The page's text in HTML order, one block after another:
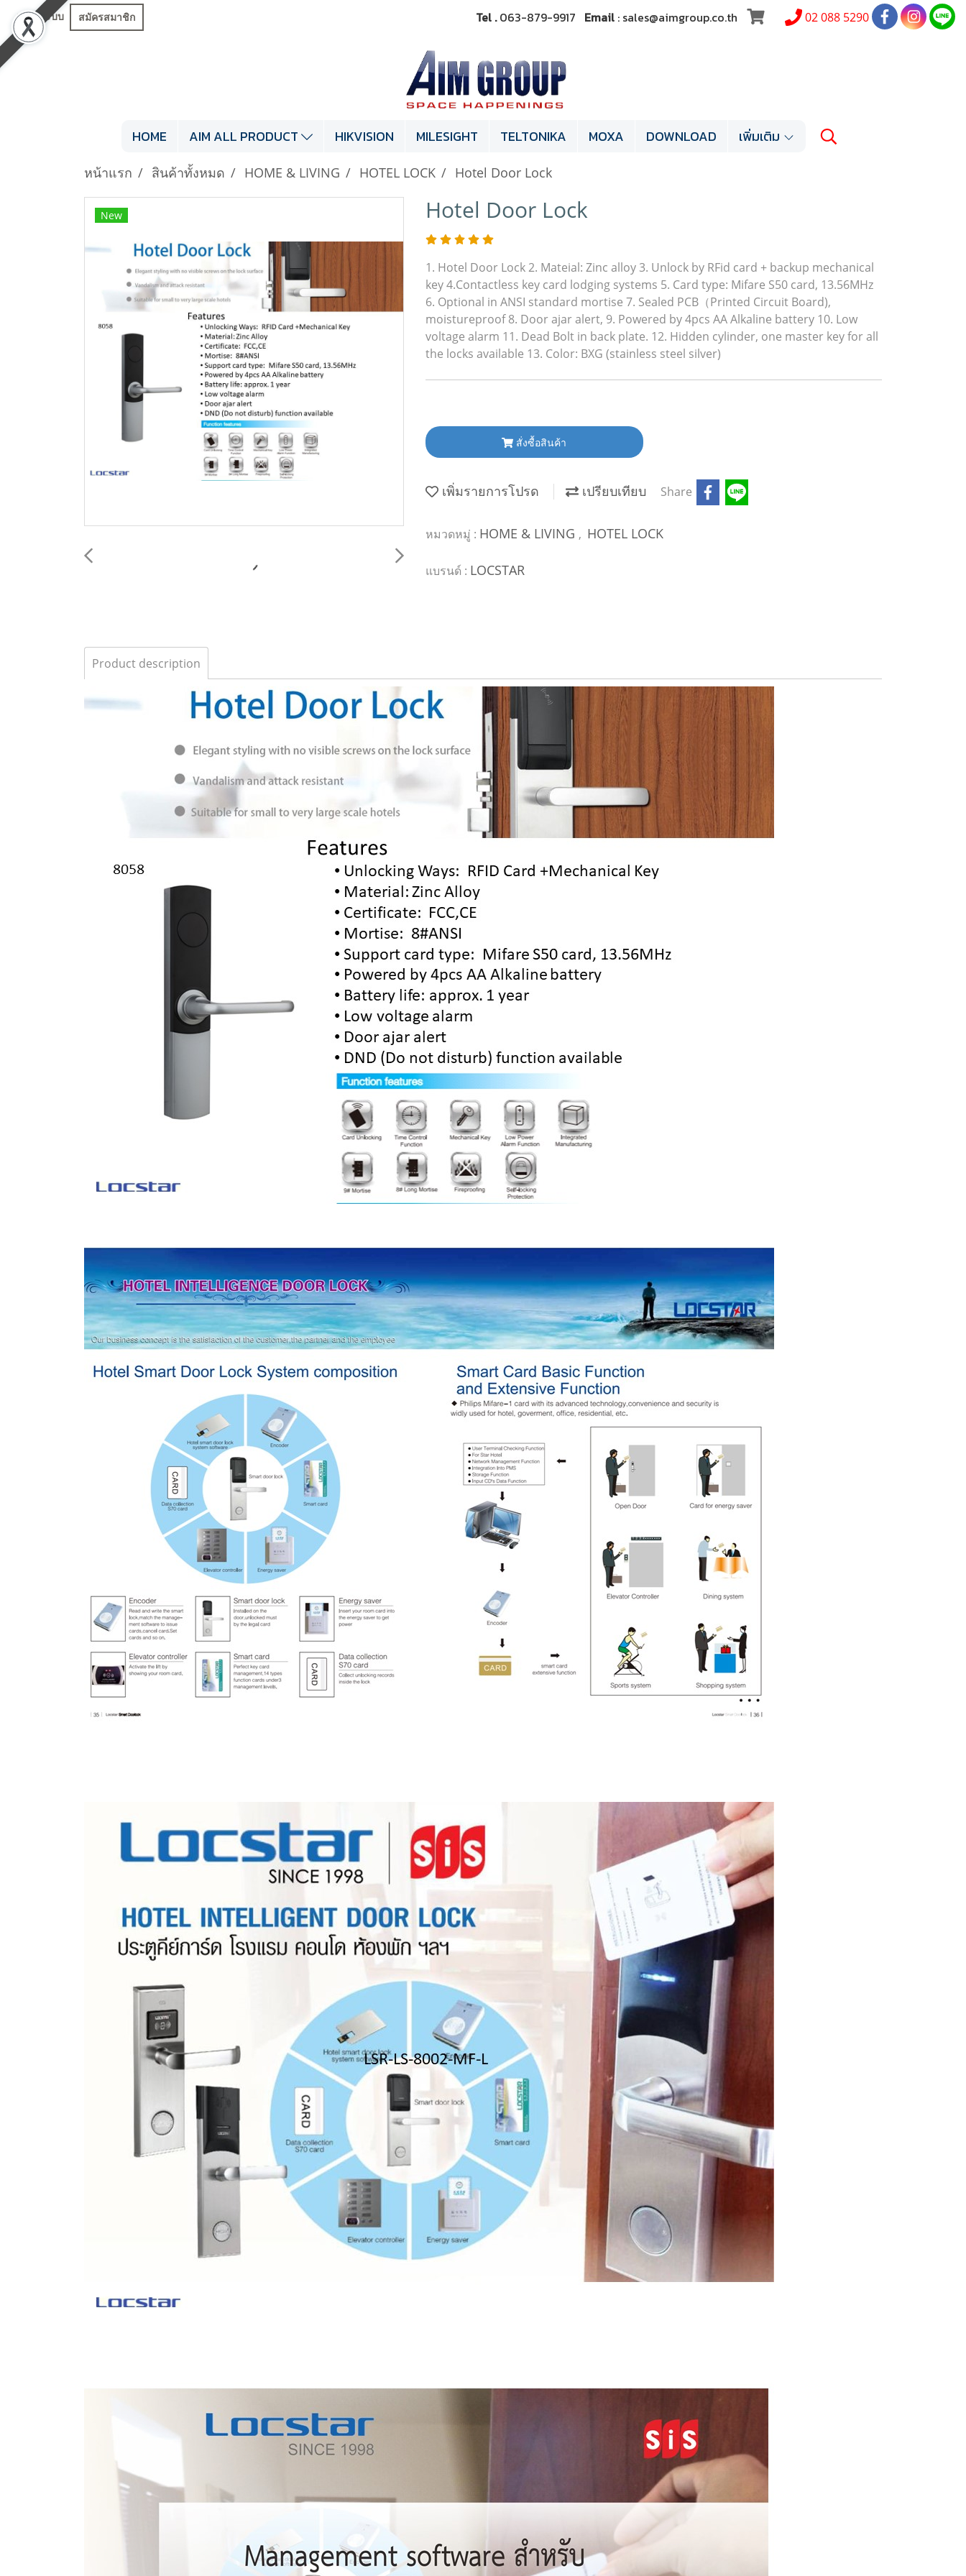
เข้าสู่ระบบ สมัครสมาชิก Tel .063-879-9917 Email : sales@aimgroup.co.th 02 088 5290
HOME AIM ALL PRODUCT HIKVISION MILESIGHT TELTONIKA MOXA DOWNLOAD เพิ่มเติม
หน้าแรก สินค้าทั้งหมด HOME & LIVING HOTEL LOCK Hotel Door Lock
New Hotel Door Lock
1. Hotel Door Lock 2. Mateial: Zinc alloy 3. Unlock by RFid card + backup mechanical
key 4.Contactless key card lodging systems 5. Card type: Mifare S50 card, 13.56MHz
6. Optional in ANSI standard mortise 7. Sealed PCB（Printed Circuit Board),
moistureproof 8. Door ajar alert, 9. Powered by 4pcs AA Alkaline battery 10. Low
voltage alarm 11. Dead Bolt in back plate. 12. Hidden cylinder, one master key for all
the locks available 13. Color: BXG (stainless steel silver)
สั่งซื้อสินค้า
เพิ่มรายการโปรด เปรียบเทียบ Share
หมวดหมู่ : HOME & LIVING , HOTEL LOCK
แบรนด์ : LOCSTAR
Product description